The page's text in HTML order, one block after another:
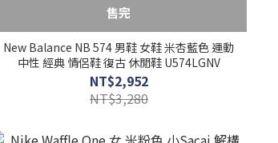
售完
New Balance NB 574 男鞋 女鞋 米杏藍色 運動
中性 經典 情侶鞋 復古 休閒鞋 U574LGNV
NT$2,952
NT$3,280